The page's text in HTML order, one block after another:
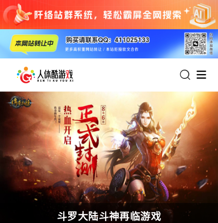
首页
热门游戏：
斗罗大陆斗神再临游戏